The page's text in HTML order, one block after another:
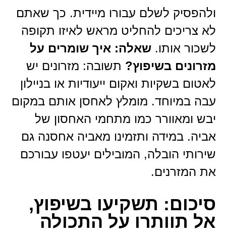
ולהפסיק לשלם עבורו מיידית. כך שאתם
לא צריכים להחליט מראש לאיזו תקופה
לשכור אותו. שאלה: איך שומרים על
מזרונים בשיפוץ? תשובה: מזרונים יש
לאטום בשקיות ואקום ייעודיות או בניילון
עבה במיוחד. מומלץ לאחסן אותם במקום
יבש ומאוורר כמו מתחמי האחסון של
אביה. במידה ותזמינו מאביה אחסנה גם
שירותי הובלה, המובילים יעטפו עבורכם
את המזרנים.
סיכום: תשקיעו בשיפוץ,
אל תוותרו על התכולה